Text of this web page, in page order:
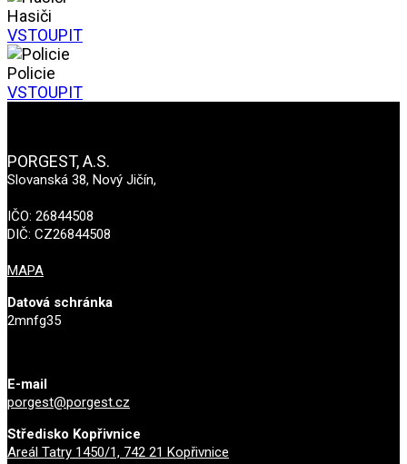
Hasiči
VSTOUPIT
Policie
VSTOUPIT
PORGEST, A.S.
Slovanská 38, Nový Jičín,
IČO: 26844508
DIČ: CZ26844508
MAPA
Datová schránka
2mnfg35
E-mail
porgest@porgest.cz
Středisko Kopřivnice
Areál Tatry 1450/1, 742 21 Kopřivnice